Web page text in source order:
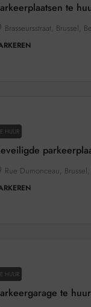
te
Brasseursstraat, Brussel,
HUUR
Rue Dumonceau,
HUUR